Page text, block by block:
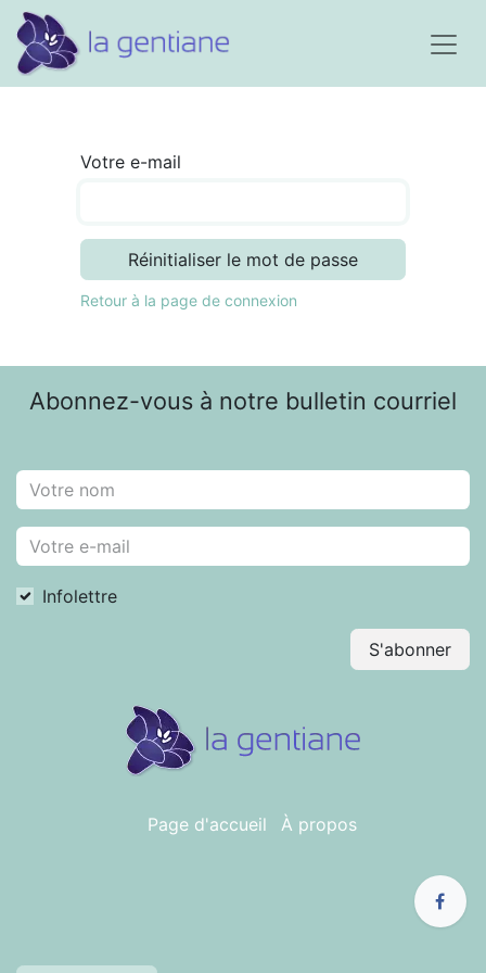
Votre e-mail
Réinitialiser le mot de passe
Retour à la page de connexion
Abonnez-vous à notre bulletin courriel
Infolettre
S'abonner
Page d'accueil À propos